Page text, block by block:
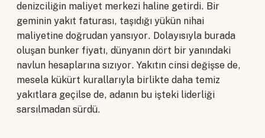
denizciliğin maliyet merkezi haline getirdi. Bir
geminin yakıt faturası, taşıdığı yükün nihai
maliyetine doğrudan yansıyor. Dolayısıyla burada
oluşan bunker fiyatı, dünyanın dört bir yanındaki
navlun hesaplarına sızıyor. Yakıtın cinsi değişse de,
mesela kükürt kurallarıyla birlikte daha temiz
yakıtlara geçilse de, adanın bu işteki liderliği
sarsılmadan sürdü.